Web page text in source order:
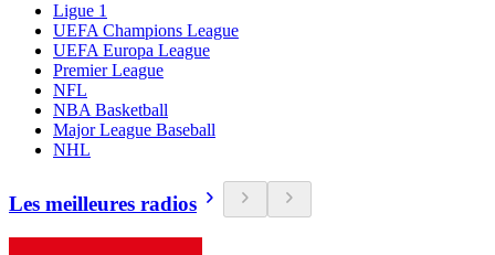
Ligue 1
UEFA Champions League
UEFA Europa League
Premier League
NFL
NBA Basketball
Major League Baseball
NHL
Les meilleures radios